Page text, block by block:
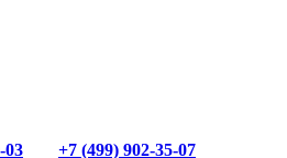
03 +7 (499) 902-35-07